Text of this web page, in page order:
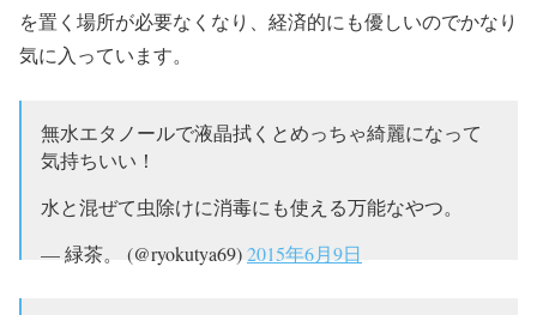
を置く場所が必要なくなり、経済的にも優しいのでかなり
気に入っています。
無水エタノールで液晶拭くとめっちゃ綺麗になって
気持ちいい！
水と混ぜて虫除けに消毒にも使える万能なやつ。
— 緑茶。 (@ryokutya69)2015年6月9日